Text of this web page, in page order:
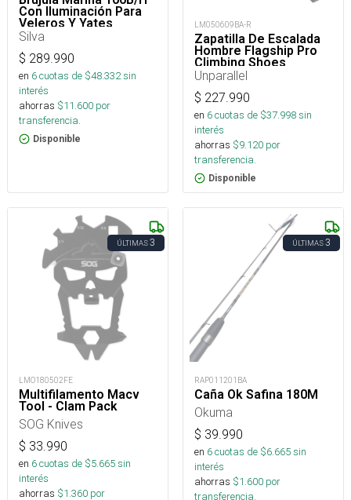
Con Iluminación Para
Veleros Y Yates
Silva
$ 289.990
en 6cuotas de $48.332sin
interés
ahorras $11.600 por
transferencia.
Disponible
LM050609BA-R
Zapatilla De Escalada
Hombre Flagship Pro
Climbing Shoes
Unparallel
$ 227.990
en 6cuotas de $37.998sin
interés
ahorras $9.120 por
transferencia.
Disponible
ÚLTIMAS3
LMO180502FE
Multifilamento Macv
Tool - Clam Pack
SOG Knives
$ 33.990
en 6cuotas de $5.665sin
interés
ahorras $1.360 por
ÚLTIMAS3
RAP011201BA
Caña Ok Safina 180M
Okuma
$ 39.990
en 6cuotas de $6.665sin
interés
ahorras $1.600 por
transferencia.